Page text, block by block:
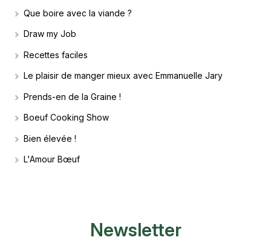
Que boire avec la viande ?
Draw my Job
Recettes faciles
Le plaisir de manger mieux avec Emmanuelle Jary
Prends-en de la Graine !
Boeuf Cooking Show
Bien élevée !
L'Amour Bœuf
Newsletter